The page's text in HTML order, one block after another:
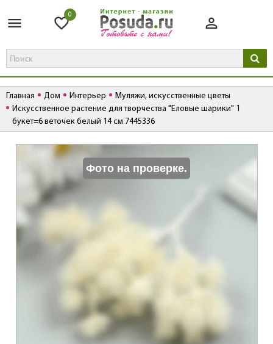
0
Главная Дом Интерьер
Муляжи, искусственные цветы
Искусственное растение для творчества "Еловые шарики" 1
букет=6 веточек белый 14 см 7445336
Фото на проверке.